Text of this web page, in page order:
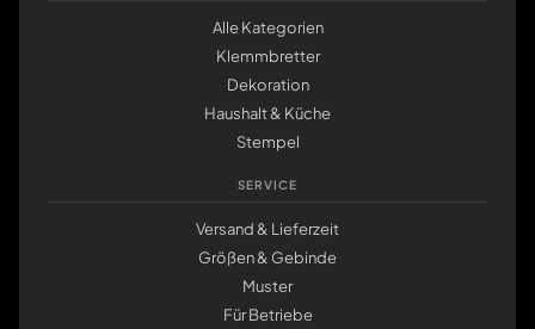
Alle Kategorien
Klemmbretter
Dekoration
Haushalt & Küche
Stempel
SERVICE
Versand & Lieferzeit
Größen & Gebinde
Muster
Für Betriebe